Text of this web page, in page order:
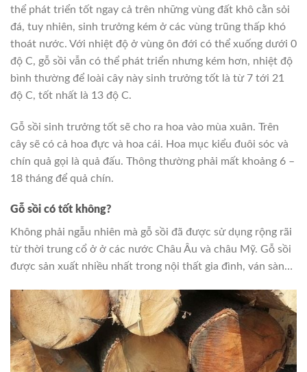
thể phát triển tốt ngay cả trên những vùng đất khô cằn sỏi
đá, tuy nhiên, sinh trưởng kém ở các vùng trũng thấp khó
thoát nước. Với nhiệt độ ở vùng ôn đới có thể xuống dưới 0
độ C, gỗ sồi vẫn có thể phát triển nhưng kém hơn, nhiệt độ
bình thường để loài cây này sinh trưởng tốt là từ 7 tới 21
độ C, tốt nhất là 13 độ C.
Gỗ sồi sinh trưởng tốt sẽ cho ra hoa vào mùa xuân. Trên
cây sẽ có cả hoa đực và hoa cái. Hoa mục kiểu đuôi sóc và
chín quả gọi là quả đấu. Thông thường phải mất khoảng 6 –
18 tháng để quả chín.
Gỗ sồi có tốt không?
Không phải ngẫu nhiên mà gỗ sồi đã được sử dụng rộng rãi
từ thời trung cổ ở ở các nước Châu Âu và châu Mỹ. Gỗ sồi
được sản xuất nhiều nhất trong nội thất gia đình, ván sàn…